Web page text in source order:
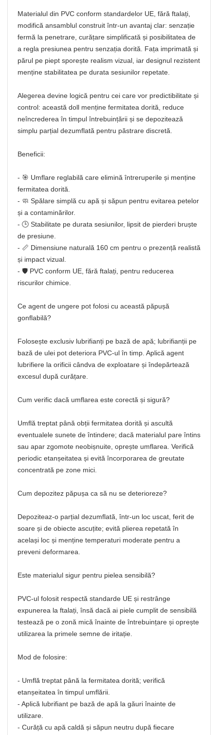
Materialul din PVC conform standardelor UE, fără ftalați,
modifică ansamblul construit într-un avantaj clar: senzație
fermă la penetrare, curățare simplificată și posibilitatea de
a regla presiunea pentru senzația dorită. Fața imprimată și
părul pe piept sporește realism vizual, iar designul rezistent
menține stabilitatea pe durata sesiunilor repetate.
Alegerea devine logică pentru cei care vor predictibilitate și
control: această doll menține fermitatea dorită, reduce
neîncrederea în timpul întrebuințării și se depozitează
simplu parțial dezumflată pentru păstrare discretă.
Beneficii:
- 🎯 Umflare reglabilă care elimină întreruperile și menține
fermitatea dorită.
- 🧼 Spălare simplă cu apă și săpun pentru evitarea petelor
și a contaminărilor.
- 🕒 Stabilitate pe durata sesiunilor, lipsit de pierderi bruște
de presiune.
- 📏 Dimensiune naturală 160 cm pentru o prezență realistă
și impact vizual.
- 🛡️ PVC conform UE, fără ftalați, pentru reducerea
riscurilor chimice.
Ce agent de ungere pot folosi cu această păpușă
gonflabilă?
Folosește exclusiv lubrifianți pe bază de apă; lubrifianții pe
bază de ulei pot deteriora PVC-ul în timp. Aplică agent
lubrifiere la orificii cândva de exploatare și îndepărtează
excesul după curățare.
Cum verific dacă umflarea este corectă și sigură?
Umflă treptat până obții fermitatea dorită și ascultă
eventualele sunete de întindere; dacă materialul pare întins
sau apar zgomote neobișnuite, oprește umflarea. Verifică
periodic etanșeitatea și evită încorporarea de greutate
concentrată pe zone mici.
Cum depozitez păpușa ca să nu se deterioreze?
Depoziteaz-o parțial dezumflată, într-un loc uscat, ferit de
soare și de obiecte ascuțite; evită plierea repetată în
același loc și menține temperaturi moderate pentru a
preveni deformarea.
Este materialul sigur pentru pielea sensibilă?
PVC‑ul folosit respectă standarde UE și restrânge
expunerea la ftalați, însă dacă ai piele cumplit de sensibilă
testează pe o zonă mică înainte de întrebuințare și oprește
utilizarea la primele semne de iritație.
Mod de folosire:
- Umflă treptat până la fermitatea dorită; verifică
etanșeitatea în timpul umflării.
- Aplică lubrifiant pe bază de apă la găuri înainte de
utilizare.
- Curăță cu apă caldă și săpun neutru după fiecare